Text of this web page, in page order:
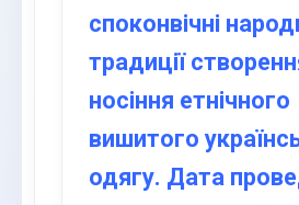
споконвічні
традиції
носіння етнічного
вишитого
одягу. Дата